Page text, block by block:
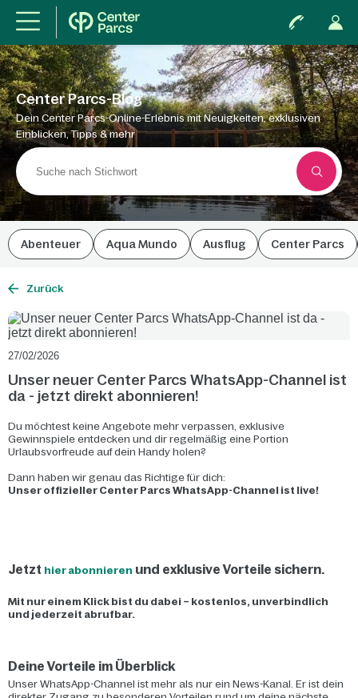
Center Parcs-Blog
Dein Center Parcs-Online-Erlebnis mit Neuigkeiten, exklusiven
Einblicken, Tipps & mehr
Abenteuer Aqua Mundo Ausflug Center Parcs
Zurück
27/02/2026
Unser neuer Center Parcs WhatsApp-Channel ist
da - jetzt direkt abonnieren!
Du möchtest keine Angebote mehr verpassen, exklusive
Gewinnspiele entdecken und dir regelmäßig eine Portion
Urlaubsvorfreude auf dein Handy holen?
Dann haben wir genau das Richtige für dich:
Unser offizieller Center Parcs WhatsApp-Channel ist live!
Jetzt hier abonnieren und exklusive Vorteile sichern.
Mit nur einem Klick bist du dabei – kostenlos, unverbindlich
und jederzeit abrufbar.
Deine Vorteile im Überblick
Unser WhatsApp-Channel ist mehr als nur ein News-Kanal. Er ist dein